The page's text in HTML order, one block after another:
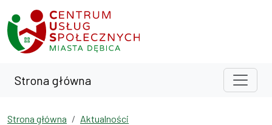
Przejdź do treści
Przejdź do wyszukiwarki
Strona główna
Strona główna
Aktualności